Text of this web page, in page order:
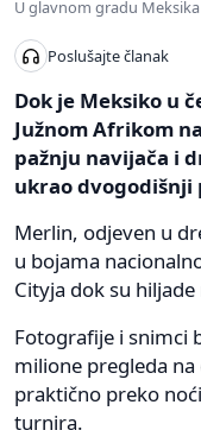
U glavnom gradu
Poslušajte članak
Dok je Meksiko u
Južnom Afrikom
pažnju navijača i
ukrao dvogodišnji
Merlin, odjeven u
u bojama
Cityja dok su
Fotografije i snimci
milione pregleda
praktično preko
turnira.